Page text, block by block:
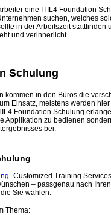
eine ITIL4 Foundation
suchen, welches
in der Arbeitszeit stattfinden
und verinnerlicht.
Schulung
kommen in den Büros die
Einsatz, meistens werden
Foundation Schulung
Applikation zu bedienen
bei.
-Customized Training
– passgenau nach
Sie wählen.
Thema: